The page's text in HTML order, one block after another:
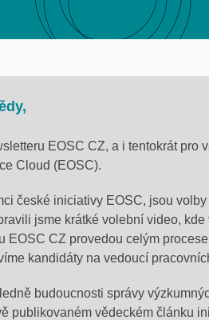
EOSC CZ, a i tentokrát pro
Cloud (EOSC).
české iniciativy EOSC, jsou
jsme krátké volební video, kde
EOSC CZ provedou celým
kandidáty na vedoucí
budoucnosti správy
publikovaném vědeckém článku